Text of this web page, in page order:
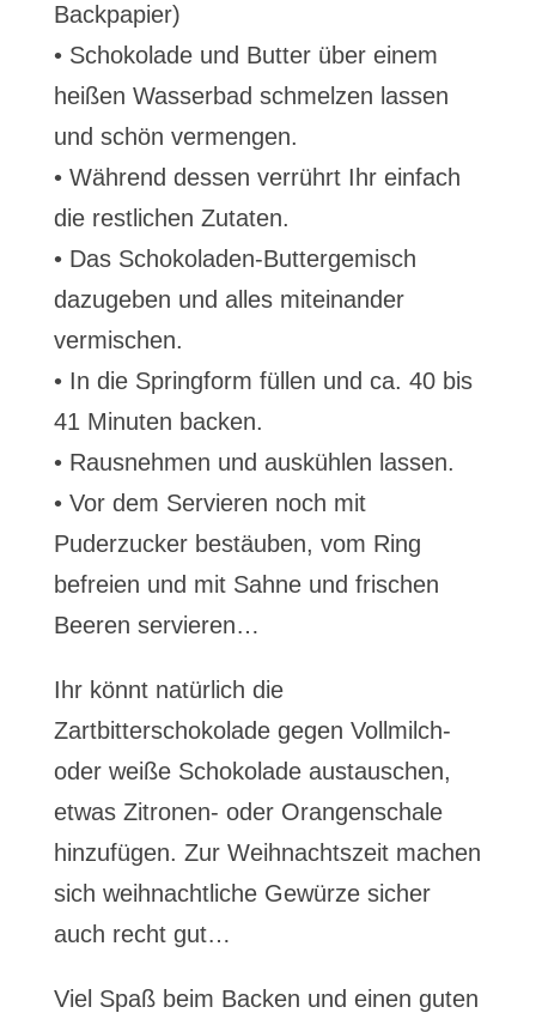
Backpapier)
• Schokolade und Butter über einem
heißen Wasserbad schmelzen lassen
und schön vermengen.
• Während dessen verrührt Ihr einfach
die restlichen Zutaten.
• Das Schokoladen-Buttergemisch
dazugeben und alles miteinander
vermischen.
• In die Springform füllen und ca. 40 bis
41 Minuten backen.
• Rausnehmen und auskühlen lassen.
• Vor dem Servieren noch mit
Puderzucker bestäuben, vom Ring
befreien und mit Sahne und frischen
Beeren servieren…
Ihr könnt natürlich die
Zartbitterschokolade gegen Vollmilch-
oder weiße Schokolade austauschen,
etwas Zitronen- oder Orangenschale
hinzufügen. Zur Weihnachtszeit machen
sich weihnachtliche Gewürze sicher
auch recht gut…
Viel Spaß beim Backen und einen guten